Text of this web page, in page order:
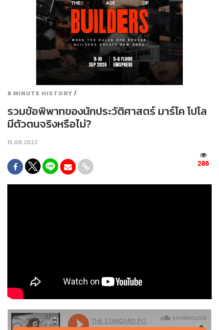
8 MINUTE HISTORY /
รวมข้อพิพาทของนักประวัติศาสตร์ มาร์โค โปโล
มีตัวตนจริงหรือไม่?
15.09.2022
286